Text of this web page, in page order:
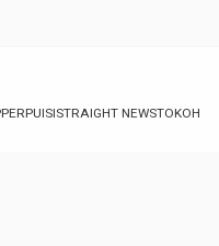
banyak karya yang
PUISISTRAIGHT NEWSTOKOH